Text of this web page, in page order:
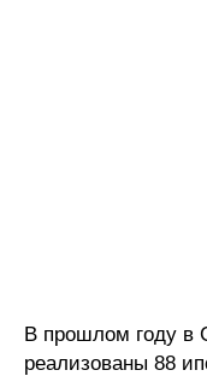
В прошлом году в
реализованы 88